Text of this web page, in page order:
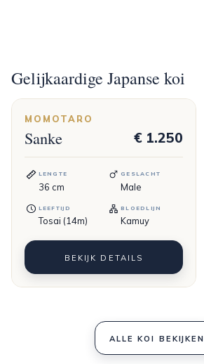
Gelijkaardige Japanse koi
MOMOTARO
Sanke € 1.250
LENGTE
36 cm
GESLACHT
Male
LEEFTIJD
Tosai (14m)
BLOEDLIJN
Kamuy
BEKIJK DETAILS
ALLE KOI BEKIJKEN